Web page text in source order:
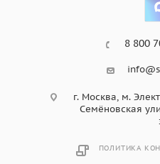
8 800
г. Москва, м.
Семёновская
ПОЛИТИКА